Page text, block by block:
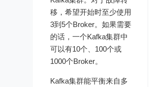
移，希望开始时至少使用
3到5个Broker。如果需要
的话，一个Kafka集群中
可以有10个、100个或
1000个Broker。
Kafka集群能平衡来自多